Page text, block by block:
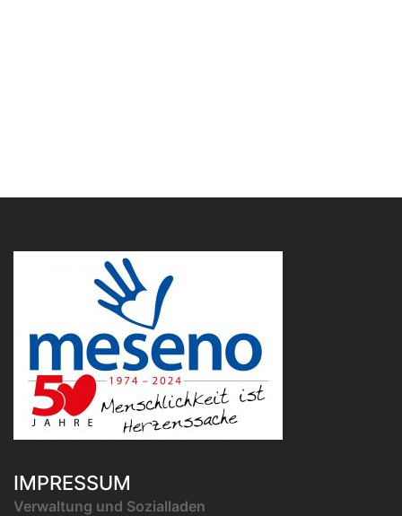
IMPRESSUM
Verwaltung und Sozialladen